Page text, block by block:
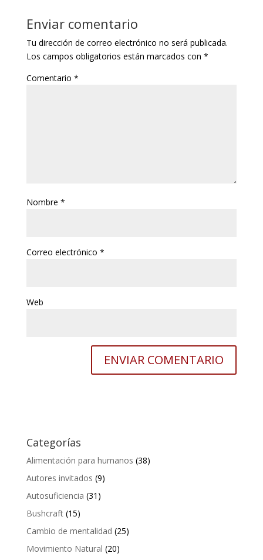
Enviar comentario
Tu dirección de correo electrónico no será publicada.
Los campos obligatorios están marcados con *
Comentario *
Nombre *
Correo electrónico *
Web
Categorías
Alimentación para humanos (38)
Autores invitados (9)
Autosuficiencia (31)
Bushcraft(15)
Cambio de mentalidad (25)
Movimiento Natural (20)